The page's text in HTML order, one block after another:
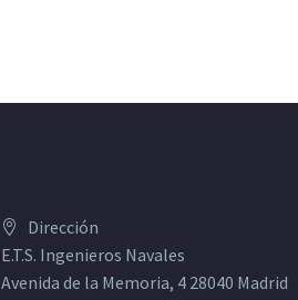
Dirección
E.T.S. Ingenieros Navales
Avenida de la Memoria, 4 28040 Madrid